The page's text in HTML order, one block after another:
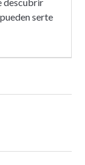
descubrir
serte